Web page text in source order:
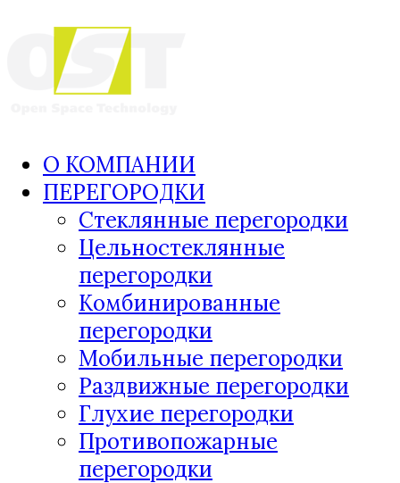
О КОМПАНИИ
ПЕРЕГОРОДКИ
Стеклянные перегородки
Цельностеклянные
перегородки
Комбинированные
перегородки
Мобильные перегородки
Раздвижные перегородки
Глухие перегородки
Противопожарные
перегородки